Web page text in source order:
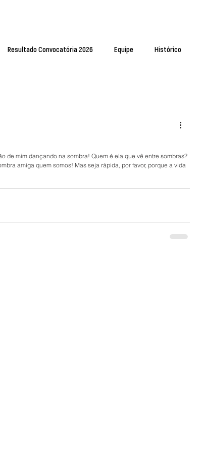
Resultado Convocatória 2026 Equipe Histórico
de mim dançando na sombra! Quem é ela que vê entre sombras?
amiga quem somos! Mas seja rápida, por favor, porque a vida